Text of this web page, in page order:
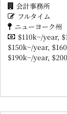
会計事務所
フルタイム
ニューヨーク州
$110k~/year
$150k~/year
$190k~/year